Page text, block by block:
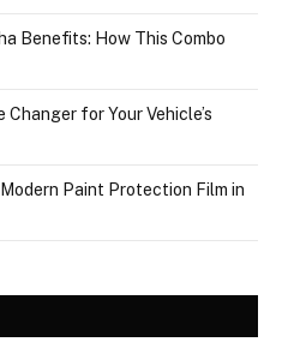
Benefits: How This Combo
for Your Vehicle’s
Paint Protection Film in